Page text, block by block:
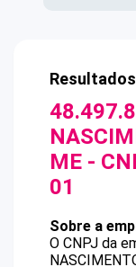
ME -
01
Sobre a
O CNPJ da